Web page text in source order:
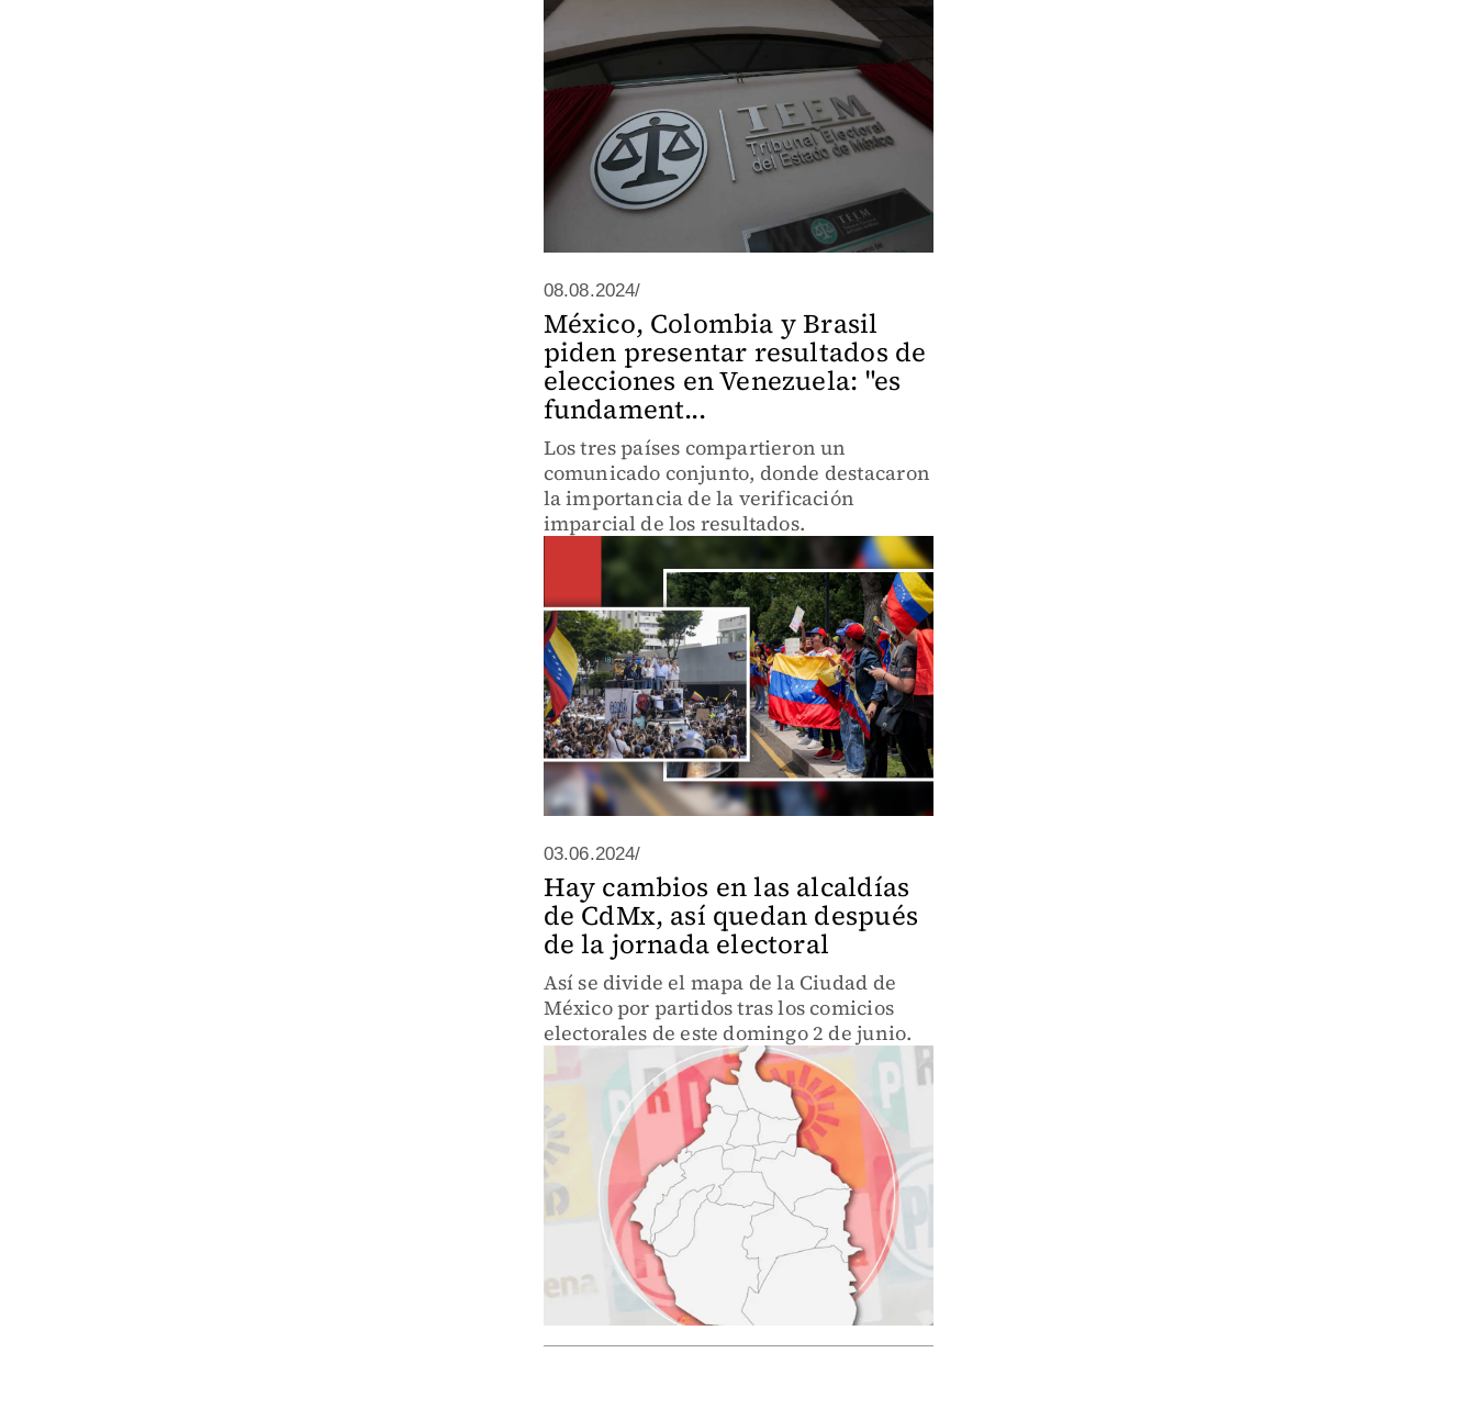
08.08.2024/
México, Colombia y Brasil
piden presentar resultados de
elecciones en Venezuela: "es
fundament...
Los tres países compartieron un
comunicado conjunto, donde destacaron
la importancia de la verificación
imparcial de los resultados.
03.06.2024/
Hay cambios en las alcaldías
de CdMx, así quedan después
de la jornada electoral
Así se divide el mapa de la Ciudad de
México por partidos tras los comicios
electorales de este domingo 2 de junio.